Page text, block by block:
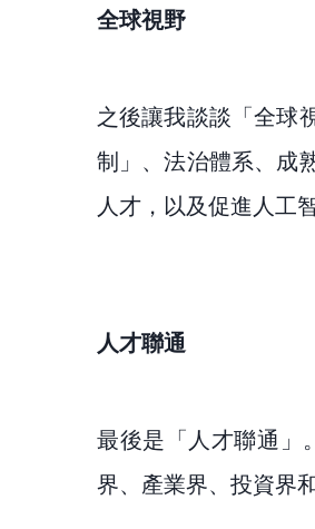
全球視野
之後讓我談談「全球
制」、法治體系、成
人才，以及促進人工
人才聯通
最後是「人才聯通
界、產業界、投資界